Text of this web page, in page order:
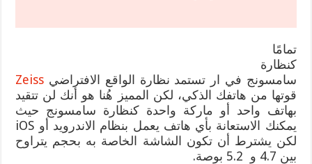
تمامًا
كنظارة
سامسونج في ار تستمد نظارة الواقع الافتراضي Zeiss
قوتها من هاتفك الذكي، لكن المميز هُنا هو أنك لن تتقيد
بهاتف واحد أو ماركة واحدة كنظارة سامسونج حيث
يمكنك الاستعانة بأي هاتف يعمل بنظام الاندرويد أو iOS
لكن يشترط أن تكون الشاشة الخاصة به بحجم يتراوح
بين 4.7 و 5.2 بوصة.